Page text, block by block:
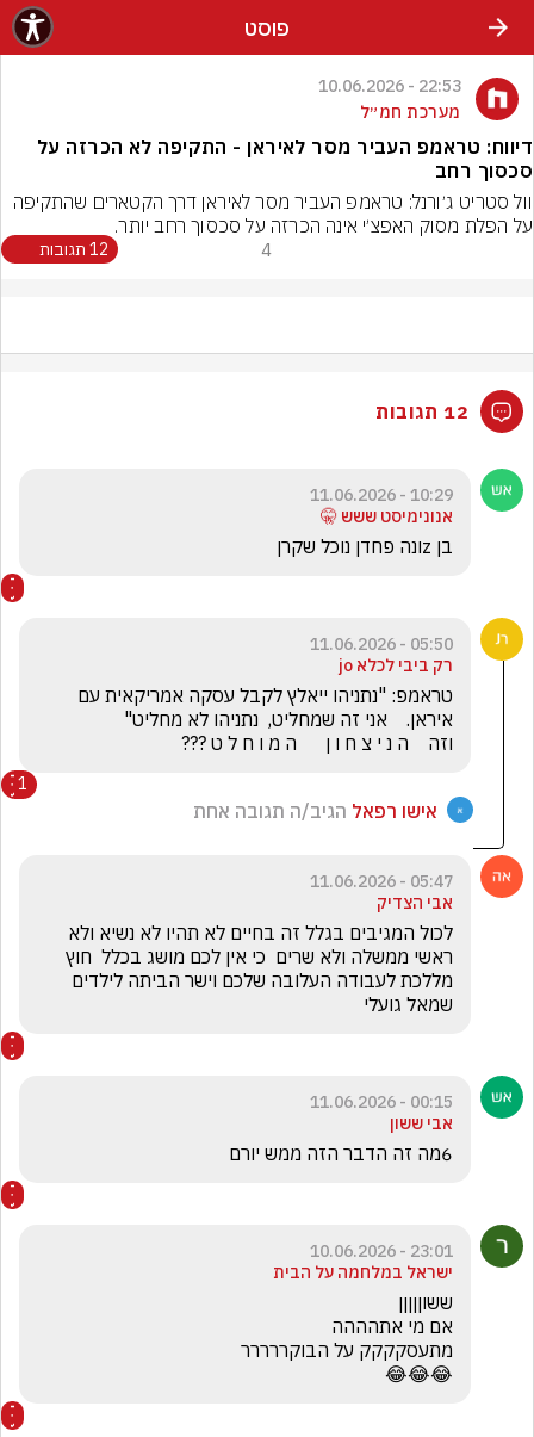
פוסט
22:53 - 10.06.2026
מערכת חמ״ל
דיווח: טראמפ העביר מסר לאיראן - התקיפה לא הכרזה על
סכסוך רחב
על הפלת מסוק האפצ׳י אינה הכרזה על סכסוך רחב יותר.
4 12 תגובות
12 תגובות
10:29 - 11.06.2026
אנונימיסט ששש 🤫
בן zונה פחדן נוכל שקרן
05:50 - 11.06.2026
רק ביבי לכלא jo
וזה    ה נ י צ ח ו ן      ה מ ו ח ל ט ???
1
אישו רפאל הגיב/ה תגובה אחת
05:47 - 11.06.2026
אבי הצדיק
שמאל גועלי
00:15 - 11.06.2026
אבי ששון
6מה זה הדבר הזה ממש יורם
23:01 - 10.06.2026
ישראל במלחמה על הבית
😂😂😂